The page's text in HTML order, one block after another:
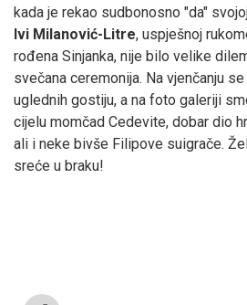
kada je rekao sudbonosno "da"
Ivi Milanović-Litre, uspješnoj
rođena Sinjanka, nije bilo velike
svečana ceremonija. Na vjenčanju
uglednih gostiju, a na foto galeriji
cijelu momčad Cedevite, dobar dio
ali i neke bivše Filipove suigrače.
sreće u braku!